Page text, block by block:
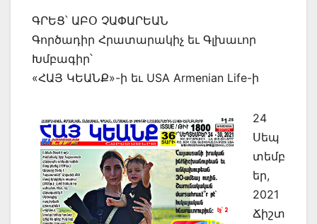
ԳՐԵՑ՝ ԱԲՕ ՉԱՓԱՐԵԱՆ
Գործադիր Հրատարակիչ եւ Գլխաւոր
Խմբագիր՝
«ՀԱՅ ԿԵԱՆՔ»-ի եւ USA Armenian Life-ի
24
Սեպ
տեմբ
եր,
2021
Ճիշտ